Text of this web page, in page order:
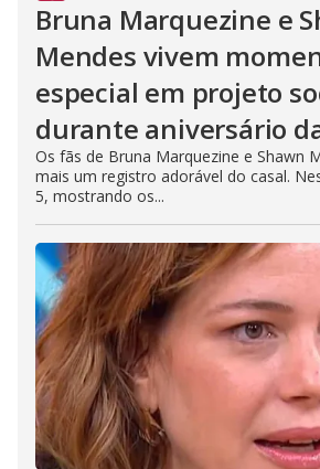
Bruna Marquezine e
Mendes vivem
especial em projeto
durante aniversário
Os fãs de Bruna Marquezine e Shawn
mais um registro adorável do casal.
5, mostrando os...